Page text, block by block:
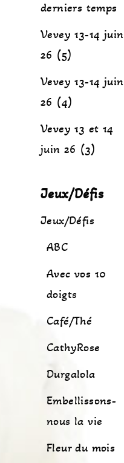
derniers temps
Vevey 13-14 juin
26 (5)
Vevey 13-14 juin
26 (4)
Vevey 13 et 14
juin 26 (3)
Jeux/Défis
Jeux/Défis
ABC
Avec vos 10
doigts
Café/Thé
CathyRose
Durgalola
Embellissons-
nous la vie
Fleur du mois